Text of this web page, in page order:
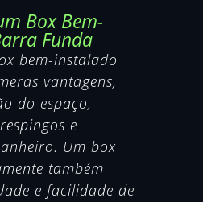
Box Bem-
Funda
bem-instalado
vantagens,
do espaço,
e
Um box
também
e facilidade de